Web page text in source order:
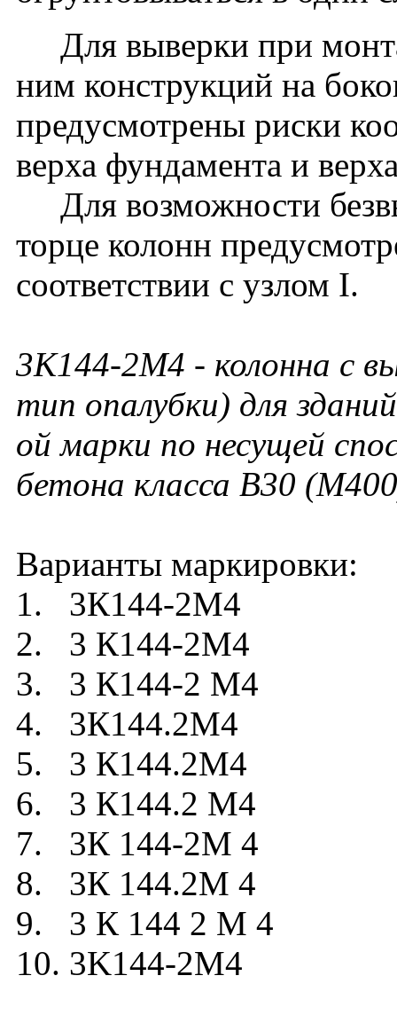
Для выверки при
ним конструкций на
предусмотрены риски
верха фундамента и
Для возможности
торце колонн
соответствии с узлом I.
3К144-2М4 - колонна с
тип опалубки) для
ой марки по несущей
бетона класса В30
Варианты маркировки:
1. 3К144-2М4
2. 3 К144-2М4
3. 3 К144-2 М4
4. 3К144.2М4
5. 3 К144.2М4
6. 3 К144.2 М4
7. 3К 144-2М 4
8. 3К 144.2М 4
9. 3 К 144 2 М 4
10. 3K144-2M4